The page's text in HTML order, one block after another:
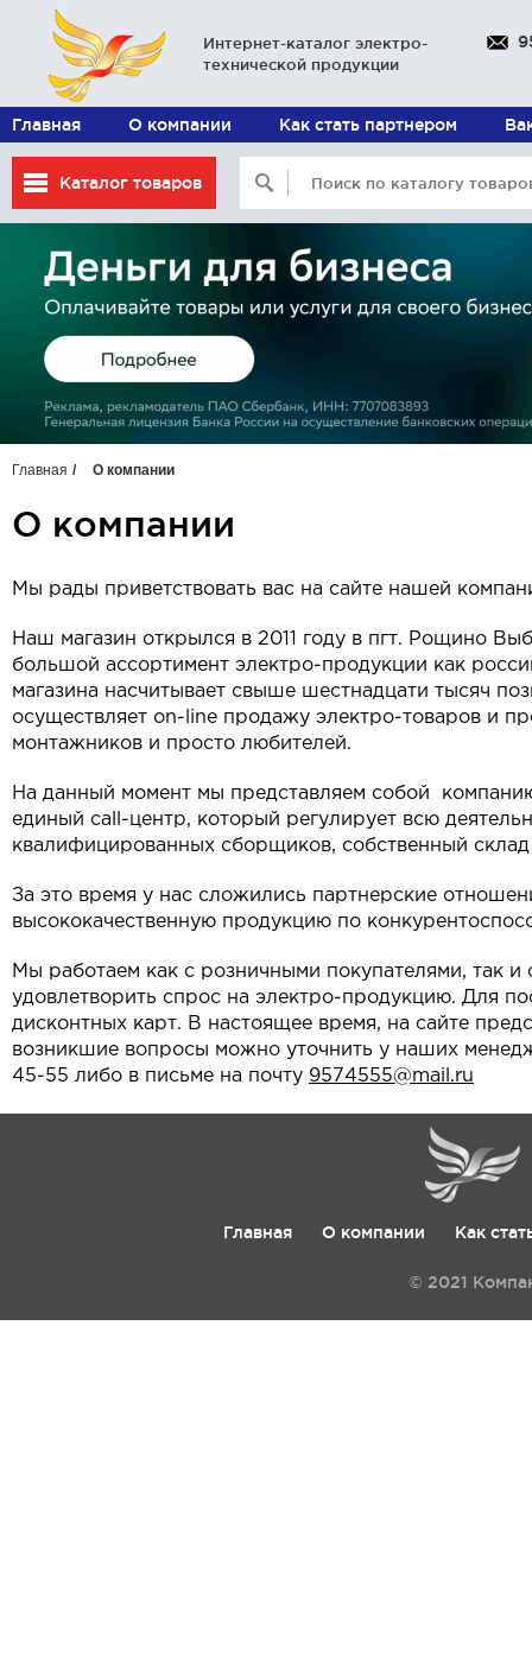
Интернет-каталог электро-
технической продукции
Главная О компании Как стать партнером
Каталог товаров
Главная О компании
О компании
Мы рады приветствовать вас на сайте нашей
Наш магазин открылся в 2011 году в пгт. Рощино
большой ассортимент электро-продукции как
магазина насчитывает свыше шестнадцати тысяч
осуществляет on-line продажу электро-товаров и
монтажников и просто любителей.
На данный момент мы представляем собой
единый call-центр, который регулирует всю
квалифицированных сборщиков, собственный
За это время у нас сложились партнерские
высококачественную продукцию по
Мы работаем как с розничными покупателями, так
удовлетворить спрос на электро-продукцию. Для
дисконтных карт. В настоящее время, на сайте
возникшие вопросы можно уточнить у наших
45-55 либо в письме на почту 9574555@mail.ru
Главная О компании Как
© 2021